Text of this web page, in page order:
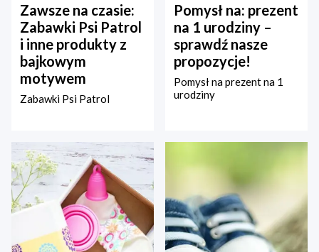
Zawsze na czasie:
Zabawki Psi Patrol
i inne produkty z
bajkowym
motywem
Zabawki Psi Patrol
Pomysł na: prezent
na 1 urodziny –
sprawdź nasze
propozycje!
Pomysł na prezent na 1
urodziny